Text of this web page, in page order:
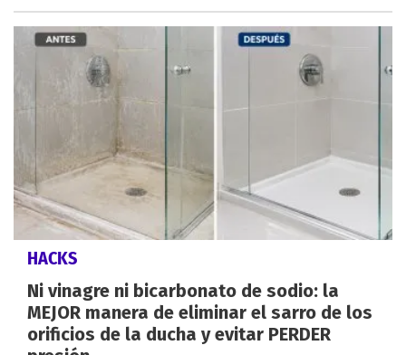
HACKS
Ni vinagre ni bicarbonato de sodio: la
MEJOR manera de eliminar el sarro de los
orificios de la ducha y evitar PERDER